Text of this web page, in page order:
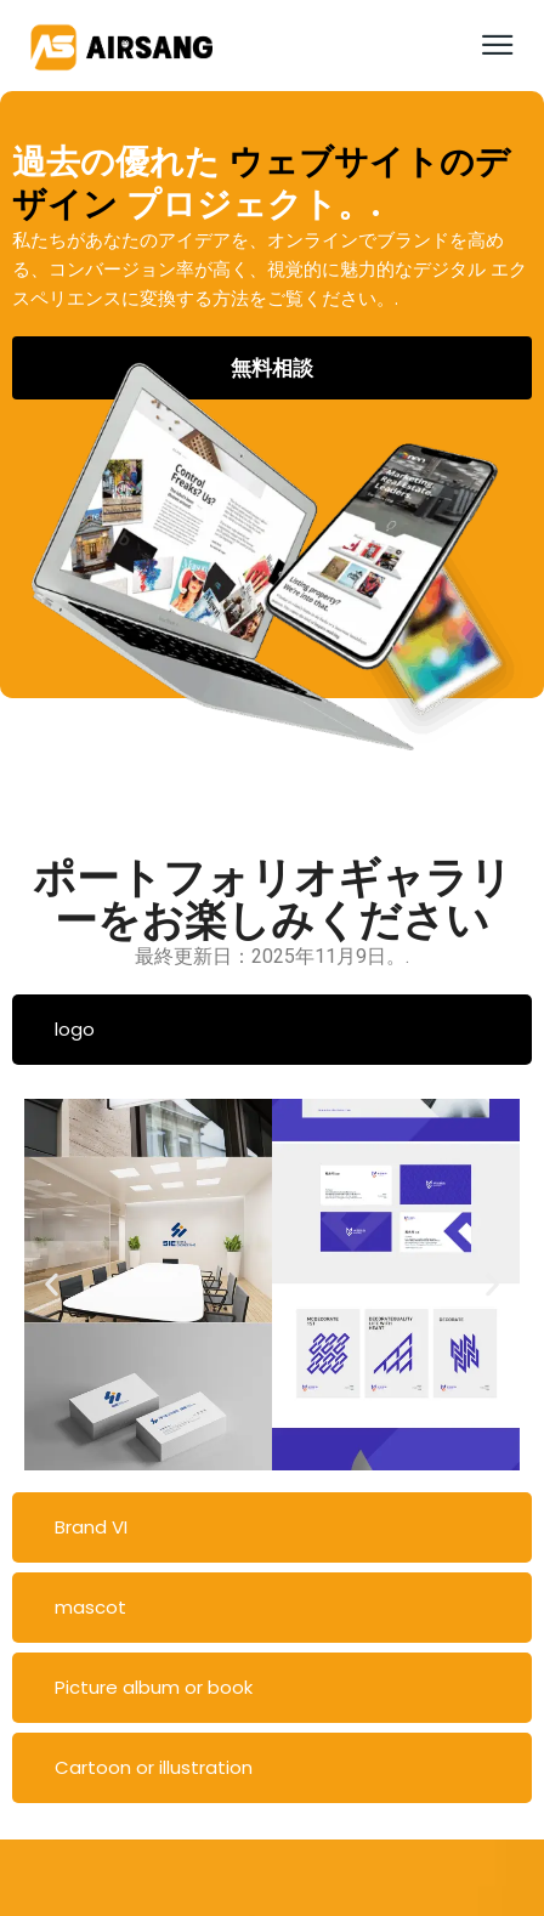
過去の優れた ウェブサイトのデ
ザイン プロジェクト。.
私たちがあなたのアイデアを、オンラインでブランドを高め
る、コンバージョン率が高く、視覚的に魅力的なデジタル エク
スペリエンスに変換する方法をご覧ください。.
無料相談
ポートフォリオギャラリ
ーをお楽しみください
最終更新日：2025年11月9日。.
logo
Brand VI
mascot
Picture album or book
Cartoon or illustration